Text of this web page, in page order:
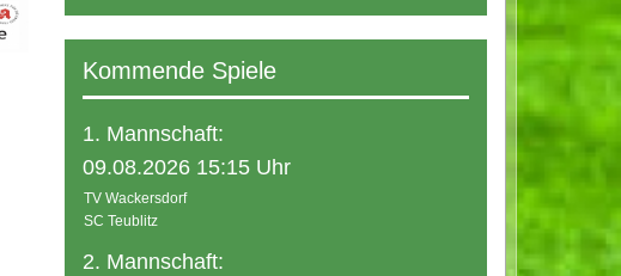
Kommende Spiele
1. Mannschaft:
09.08.2026 15:15 Uhr
TV Wackersdorf
SC Teublitz
2. Mannschaft: